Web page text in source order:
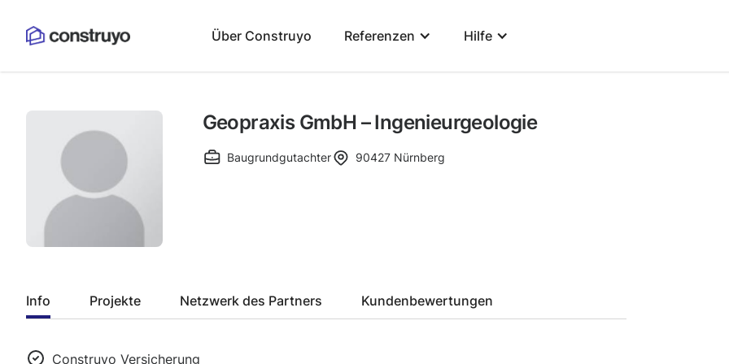
Über Construyo Referenzen Hilfe
Geopraxis GmbH – Ingenieurgeologie
Baugrundgutachter 90427 Nürnberg
Info Projekte Netzwerk des Partners Kundenbewertungen
Construyo Versicherung